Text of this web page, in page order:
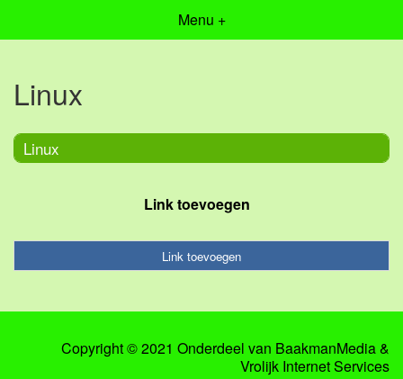
Menu +
Linux
Linux
Link toevoegen
Link toevoegen
Copyright © 2021 Onderdeel van BaakmanMedia&
Vrolijk Internet Services